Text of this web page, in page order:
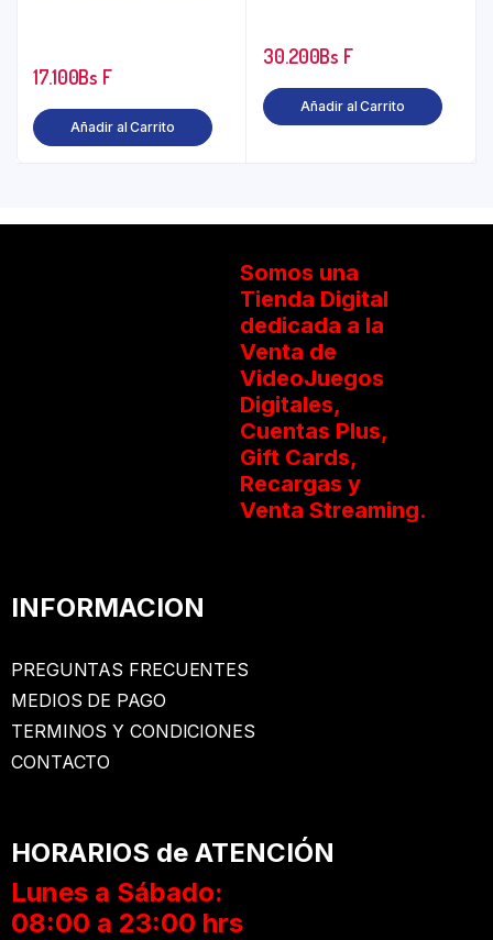
17.100Bs F
Añadir al Carrito
30.200Bs F
Añadir al Carrito
Somos una
Tienda Digital
dedicada a la
Venta de
VideoJuegos
Digitales,
Cuentas Plus,
Gift Cards,
Recargas y
Venta Streaming.
INFORMACION
PREGUNTAS FRECUENTES
MEDIOS DE PAGO
TERMINOS Y CONDICIONES
CONTACTO
HORARIOS de ATENCIÓN
Lunes a Sábado:
08:00 a 23:00 hrs